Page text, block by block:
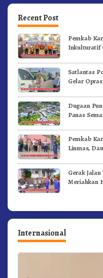
Recent Post
Pemkab
Inkulturatif
Satlantas
Gelar
Dugaan
Panas
Pemkab
Linmas,
Gerak
Meriahkan
Internasional